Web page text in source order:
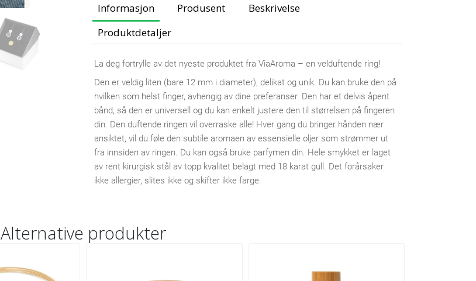
Informasjon Produsent
Beskrivelse
Produktdetaljer
La deg fortrylle av det nyeste produktet fra ViaAroma – en velduftende ring!
Den er veldig liten (bare 12 mm i diameter), delikat og unik. Du kan bruke den på
hvilken som helst finger, avhengig av dine preferanser. Den har et delvis åpent
bånd, så den er universell og du kan enkelt justere den til størrelsen på fingeren
din. Den duftende ringen vil overraske alle! Hver gang du bringer hånden nær
ansiktet, vil du føle den subtile aromaen av essensielle oljer som strømmer ut
fra innsiden av ringen. Du kan også bruke parfymen din. Hele smykket er laget
av rent kirurgisk stål av topp kvalitet belagt med 18 karat gull. Det forårsaker
ikke allergier, slites ikke og skifter ikke farge.
Alternative produkter